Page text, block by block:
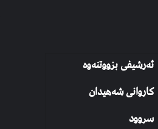
ئەرشیفی بزووتنەوە
کاروانی شەهیدان
سروود